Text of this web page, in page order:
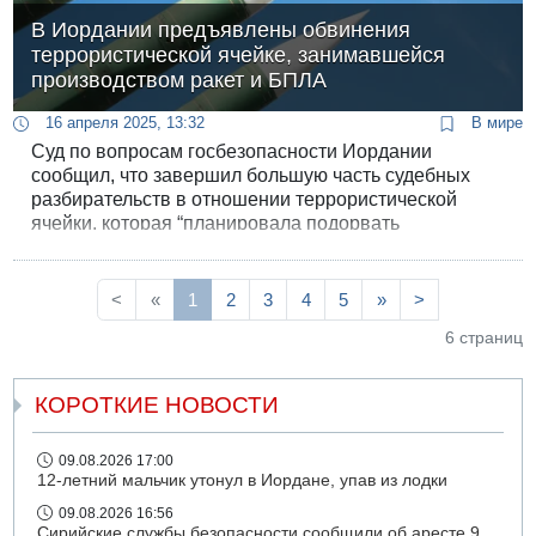
В Иордании предъявлены обвинения
террористической ячейке, занимавшейся
производством ракет и БПЛА
16 апреля 2025, 13:32 В мире
Суд по вопросам госбезопасности Иордании
сообщил, что завершил большую часть судебных
разбирательств в отношении террористической
ячейки, которая “планировала подорвать
«Петра» сообщило о ее разоблачении.
< « 1 2 3 4 5 » >
6 страниц
КОРОТКИЕ НОВОСТИ
09.08.2026 17:00
12-летний мальчик утонул в Иордане, упав из лодки
09.08.2026 16:56